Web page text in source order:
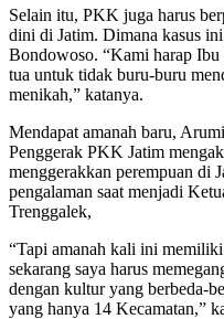
Selain itu, PKK juga harus
dini di Jatim. Dimana kasus
Bondowoso. “Kami harap
tua untuk tidak buru-buru
menikah,” katanya.
Mendapat amanah baru,
Penggerak PKK Jatim
menggerakkan perempuan di
pengalaman saat menjadi
Trenggalek,
“Tapi amanah kali ini
sekarang saya harus
dengan kultur yang berbeda-
yang hanya 14 Kecamatan,”